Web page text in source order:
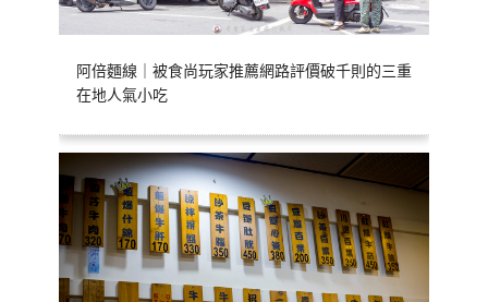
阿倍麵線｜被食尚玩家推薦網路評價破千則的三重
在地人氣小吃